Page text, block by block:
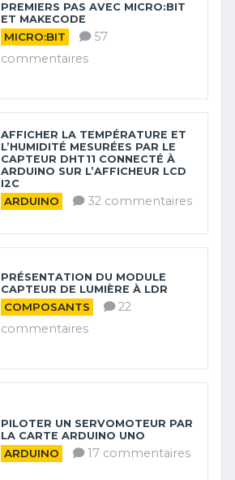
PREMIERS PAS AVEC MICRO:BIT
ET MAKECODE
MICRO:BIT
57
commentaires
AFFICHER LA TEMPÉRATURE ET
L’HUMIDITÉ MESURÉES PAR LE
CAPTEUR DHT11 CONNECTÉ À
ARDUINO SUR L’AFFICHEUR LCD
I2C
ARDUINO 32 commentaires
PRÉSENTATION DU MODULE
CAPTEUR DE LUMIÈRE À LDR
COMPOSANTS
22
commentaires
PILOTER UN SERVOMOTEUR PAR
LA CARTE ARDUINO UNO
ARDUINO 17 commentaires